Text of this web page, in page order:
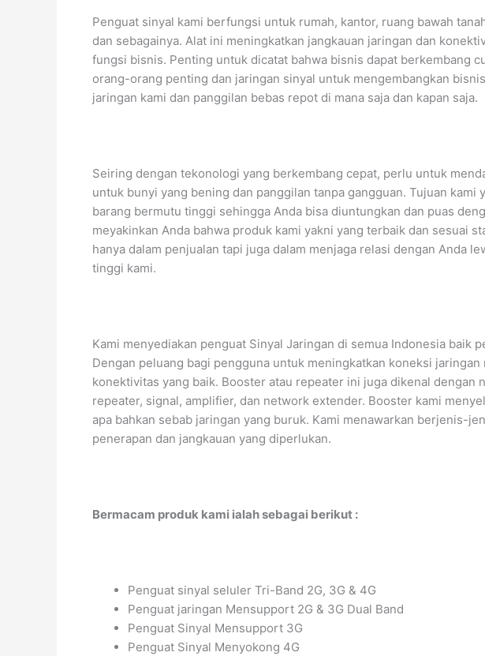
Penguat sinyal kami berfungsi untuk rumah, kantor, ruang bawah
dan sebagainya. Alat ini meningkatkan jangkauan jaringan dan
fungsi bisnis. Penting untuk dicatat bahwa bisnis dapat berkembang
orang-orang penting dan jaringan sinyal untuk mengembangkan
jaringan kami dan panggilan bebas repot di mana saja dan kapan saja.
Seiring dengan tekonologi yang berkembang cepat, perlu untuk
untuk bunyi yang bening dan panggilan tanpa gangguan. Tujuan kami
barang bermutu tinggi sehingga Anda bisa diuntungkan dan puas
meyakinkan Anda bahwa produk kami yakni yang terbaik dan sesuai
hanya dalam penjualan tapi juga dalam menjaga relasi dengan Anda
tinggi kami.
Kami menyediakan penguat Sinyal Jaringan di semua Indonesia baik
Dengan peluang bagi pengguna untuk meningkatkan koneksi
konektivitas yang baik. Booster atau repeater ini juga dikenal dengan
repeater, signal, amplifier, dan network extender. Booster kami
apa bahkan sebab jaringan yang buruk. Kami menawarkan berjenis-
penerapan dan jangkauan yang diperlukan.
Bermacam produk kami ialah sebagai berikut :
Penguat sinyal seluler Tri-Band 2G, 3G & 4G
Penguat jaringan Mensupport 2G & 3G Dual Band
Penguat Sinyal Mensupport 3G
Penguat Sinyal Menyokong 4G